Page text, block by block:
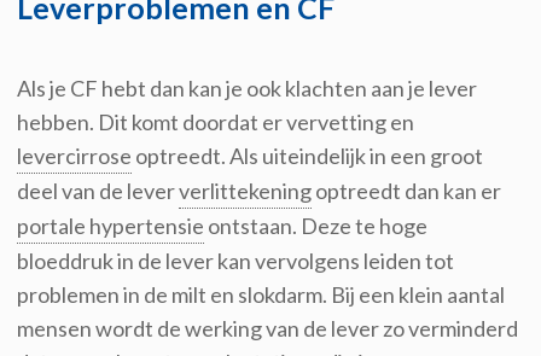
Leverproblemen en CF
Als je CF hebt dan kan je ook klachten aan je lever
hebben. Dit komt doordat er vervetting en
levercirrose optreedt. Als uiteindelijk in een groot
deel van de leververlittekeningoptreedt dan kan er
portale hypertensie ontstaan. Deze te hoge
bloeddruk in de lever kan vervolgens leiden tot
problemen in de milt en slokdarm. Bij een klein aantal
mensen wordt de werking van de lever zo verminderd